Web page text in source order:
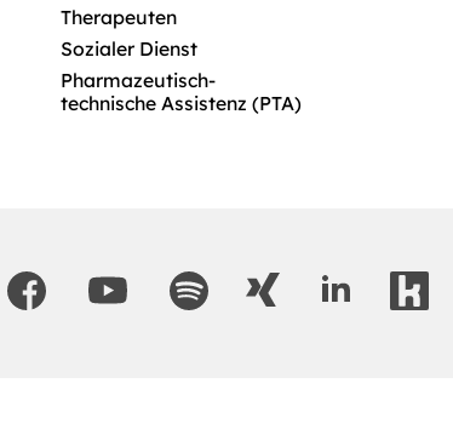
Therapeuten
Sozialer Dienst
Pharmazeutisch-
technische Assistenz (PTA)